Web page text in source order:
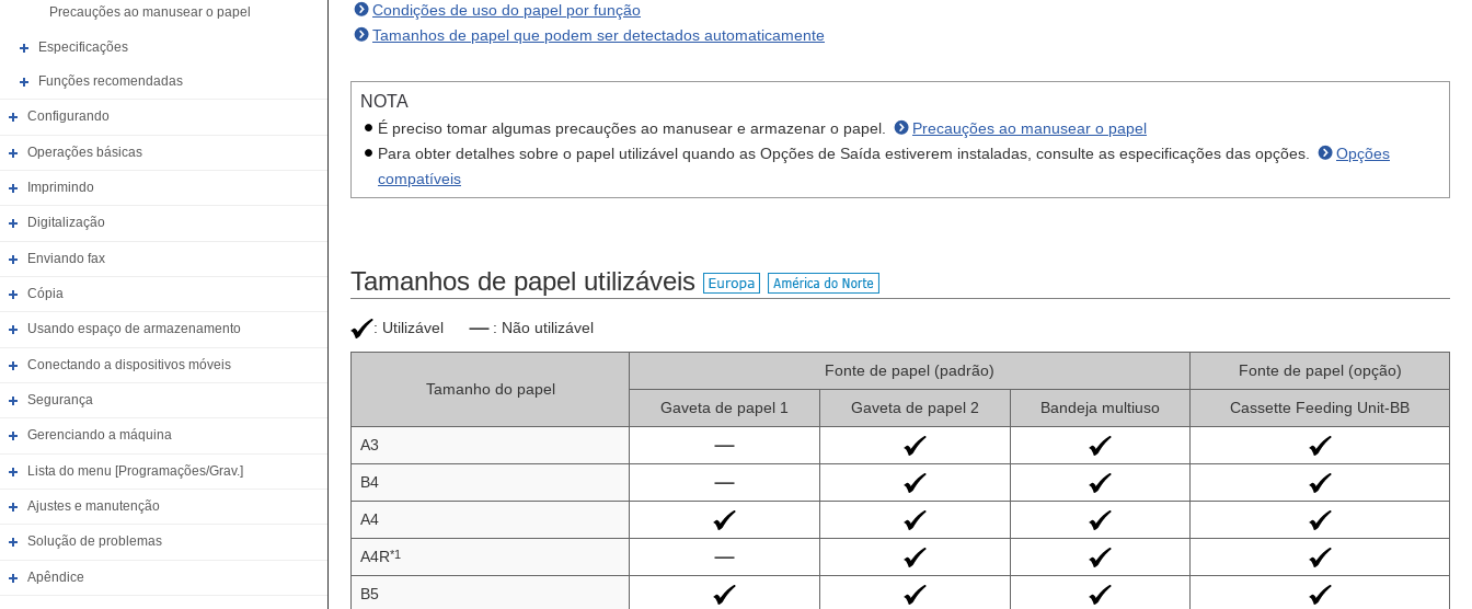
Precauções ao manusear o papel
Especificações
Funções recomendadas
Configurando
Operações básicas
Imprimindo
Digitalização
Enviando fax
Cópia
Usando espaço de armazenamento
Conectando a dispositivos móveis
Segurança
Gerenciando a máquina
Lista do menu [Programações/Grav.]
Ajustes e manutenção
Solução de problemas
Apêndice
Condições de uso do papel por função
Tamanhos de papel que podem ser detectados automaticamente
NOTA
É preciso tomar algumas precauções ao manusear e armazenar o papel.
Precauções ao manusear o papel
Para obter detalhes sobre o papel utilizável quando as Opções de Saída estiverem instaladas, consulte as especificações das opções.
Opções
compatíveis
Tamanhos de papel utilizáveis
: Utilizável : Não utilizável
Tamanho do papel
Fonte de papel (padrão) Fonte de papel (opção)
Gaveta de papel 1 Gaveta de papel 2 Bandeja multiuso Cassette Feeding Unit-BB
A3
B4
A4
A4R*1
B5